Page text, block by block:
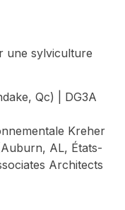
une sylviculture
Qc) | DG3A
Kreher
AL, États-
Architects